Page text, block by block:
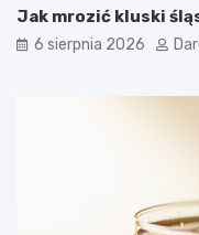
Jak mrozić kluski
6 sierpnia 2026